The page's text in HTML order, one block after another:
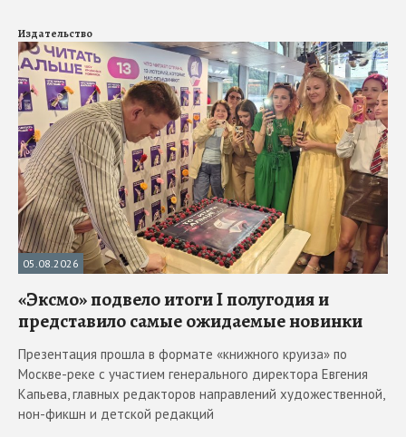
Издательство
05.08.2026
«Эксмо» подвело итоги I полугодия и
представило самые ожидаемые новинки
Презентация прошла в формате «книжного круиза» по
Москве-реке с участием генерального директора Евгения
Капьева, главных редакторов направлений художественной,
нон-фикшн и детской редакций